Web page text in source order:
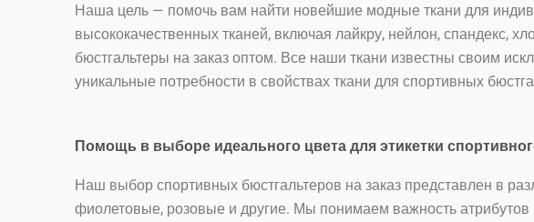
Наша цель — помочь вам найти новейшие модные ткани для
высококачественных тканей, включая лайкру, нейлон, спандекс,
бюстгальтеры на заказ оптом. Все наши ткани известны своим
уникальные потребности в свойствах ткани для спортивных
Помощь в выборе идеального цвета для этикетки
Наш выбор спортивных бюстгальтеров на заказ представлен в
фиолетовые, розовые и другие. Мы понимаем важность